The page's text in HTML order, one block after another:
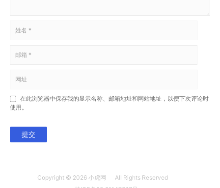
在此浏览器中保存我的显示名称、邮箱地址和网站地址，以便下次评论时
使用。
提交
Copyright © 2026 小虎网
All Rights Reserved